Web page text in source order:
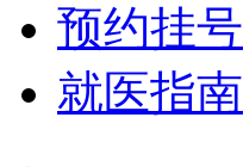
预约挂号
就医指南